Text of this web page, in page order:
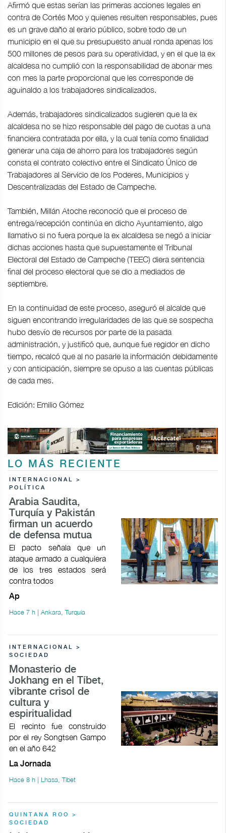
Afirmó que estas serían las primeras acciones legales en
contra de Cortés Moo y quienes resulten responsables, pues
es un grave daño al erario público, sobre todo de un
municipio en el que su presupuesto anual ronda apenas los
500 millones de pesos para su operatividad, y en el que la ex
alcaldesa no cumplió con la responsabilidad de abonar mes
con mes la parte proporcional que les corresponde de
aguinaldo a los trabajadores sindicalizados.
Además, trabajadores sindicalizados sugieren que la ex
alcaldesa no se hizo responsable del pago de cuotas a una
financiera contratada por ella, y la cual tenía como finalidad
generar una caja de ahorro para los trabajadores según
consta el contrato colectivo entre el Sindicato Único de
Trabajadores al Servicio de los Poderes, Municipios y
Descentralizadas del Estado de Campeche.
También, Millán Atoche reconoció que el proceso de
entrega/recepción continúa en dicho Ayuntamiento, algo
llamativo si no fuera porque la ex alcaldesa se negó a iniciar
dichas acciones hasta que supuestamente el Tribunal
Electoral del Estado de Campeche (TEEC) diera sentencia
final del proceso electoral que se dio a mediados de
septiembre.
En la continuidad de este proceso, aseguró el alcalde que
siguen encontrando irregularidades de las que se sospecha
hubo desvío de recursos por parte de la pasada
administración, y justificó que, aunque fue regidor en dicho
tiempo, recalcó que al no pasarle la información debidamente
y con anticipación, siempre se opuso a las cuentas públicas
de cada mes.
Edición: Emilio Gómez
LO MÁS RECIENTE
INTERNACIONAL >
POLÍTICA
Arabia Saudita,
Turquía y Pakistán
firman un acuerdo
de defensa mutua
El pacto señala que un
ataque armado a cualquiera
de los tres estados será
contra todos
Ap
Hace 7 h | Ankara, Turquía
INTERNACIONAL >
SOCIEDAD
Monasterio de
Jokhang en el Tíbet,
vibrante crisol de
cultura y
espiritualidad
El recinto fue construido
por el rey Songtsen Gampo
en el año 642
La Jornada
Hace 8 h | Lhasa, Tíbet
QUINTANA ROO >
SOCIEDAD